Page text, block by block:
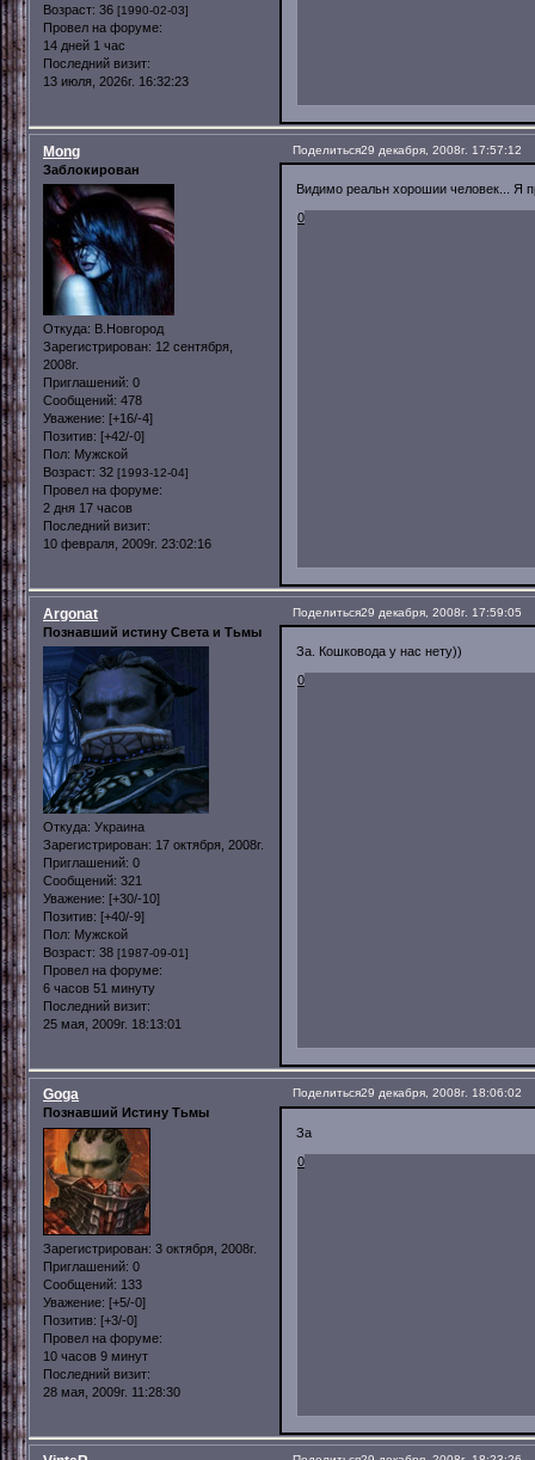
Возраст: 36 [1990-02-03]
Провел на форуме:
14 дней 1 час
Последний визит:
13 июля, 2026г. 16:32:23
Поделиться29 декабря, 2008г. 17:57:12
Mong
Заблокирован
Откуда: В.Новгород
Зарегистрирован: 12 сентября,
2008г.
Приглашений: 0
Сообщений: 478
Уважение: [+16/-4]
Позитив: [+42/-0]
Пол: Мужской
Возраст: 32 [1993-12-04]
Провел на форуме:
2 дня 17 часов
Последний визит:
10 февраля, 2009г. 23:02:16
Видимо реальн хорошии человек... Я
0
Поделиться29 декабря, 2008г. 17:59:05
Argonat
Познавший истину Света и Тьмы
Откуда: Украина
Зарегистрирован: 17 октября, 2008г.
Приглашений: 0
Сообщений: 321
Уважение: [+30/-10]
Позитив: [+40/-9]
Пол: Мужской
Возраст: 38 [1987-09-01]
Провел на форуме:
6 часов 51 минуту
Последний визит:
25 мая, 2009г. 18:13:01
За. Кошковода у нас нету))
0
Поделиться29 декабря, 2008г. 18:06:02
Goga
Познавший Истину Тьмы
Зарегистрирован: 3 октября, 2008г.
Приглашений: 0
Сообщений: 133
Уважение: [+5/-0]
Позитив: [+3/-0]
Провел на форуме:
10 часов 9 минут
Последний визит:
28 мая, 2009г. 11:28:30
За
0